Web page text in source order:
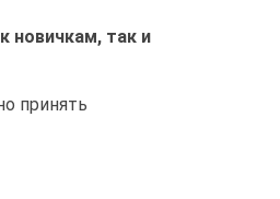
новичкам, так и
принять